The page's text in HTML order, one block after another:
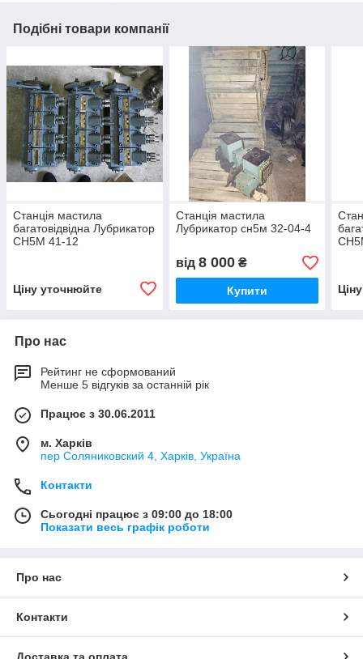
Подібні товари компанії
Станція мастила
багатовідвідна Лубрикатор
СН5М 41-12
Ціну уточнюйте
Станція мастила
Лубрикатор сн5м 32-04-4
від 8 000₴
Купити
Про нас
Рейтинг не сформований
Менше 5 відгуків за останній рік
Працює з 30.06.2011
м. Харків
пер Соляниковский 4, Харків, Україна
Контакти
Сьогодні працює з 09:00 до 18:00
Показати весь графік роботи
Про нас
Контакти